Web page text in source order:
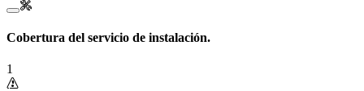
Cobertura del servicio de instalación.
1